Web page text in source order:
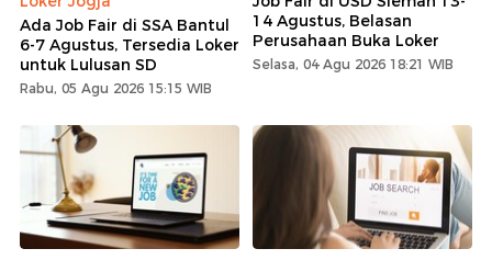
Ada Job Fair di SSA Bantul
6-7 Agustus, Tersedia Loker
untuk Lulusan SD
Rabu, 05 Agu 2026 15:15 WIB
14 Agustus, Belasan
Perusahaan Buka Loker
Selasa, 04 Agu 2026 18:21 WIB